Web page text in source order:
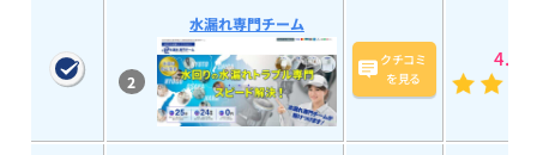
2
水漏れ専門チーム
クチコミ
を見る
4.9